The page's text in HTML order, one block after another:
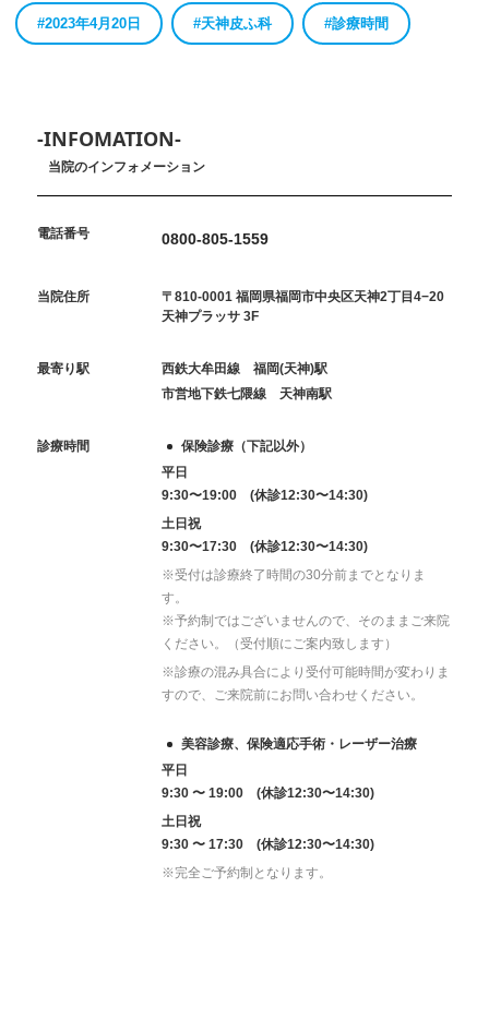
#2023年4月20日 #天神皮ふ科 #診療時間
-INFOMATION-
当院のインフォメーション
電話番号 0800-805-1559
当院住所
〒810-0001 福岡県福岡市中央区天神2丁目4−20
天神プラッサ 3F
最寄り駅
西鉄大牟田線 福岡(天神)駅
市営地下鉄七隈線 天神南駅
診療時間
保険診療（下記以外）
平日
9:30〜19:00 (休診12:30〜14:30)
土日祝
9:30〜17:30 (休診12:30〜14:30)
※受付は診療終了時間の30分前までとなりま
す。
※予約制ではございませんので、そのままご来院
ください。（受付順にご案内致します）
※診療の混み具合により受付可能時間が変わりま
すので、ご来院前にお問い合わせください。
美容診療、保険適応手術・レーザー治療
平日
9:30 〜 19:00 (休診12:30〜14:30)
土日祝
9:30 〜 17:30 (休診12:30〜14:30)
※完全ご予約制となります。